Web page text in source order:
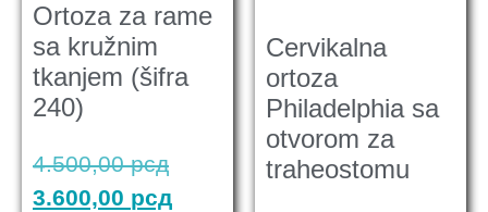
Ortoza za rame
sa kružnim
tkanjem (šifra
240)
4.500,00рсд
3.600,00 рсд
Cervikalna
ortoza
Philadelphia sa
otvorom za
traheostomu